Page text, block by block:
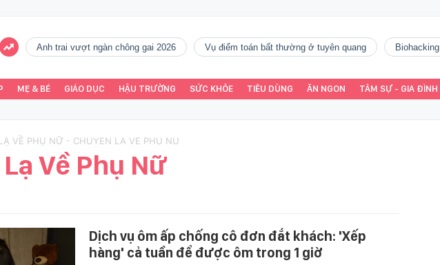
Anh trai vượt ngàn chông gai 2026 vụ điểm toán bất thường ở tuyên quang Biohacking
MẸ & BÉ GIÁO DỤC HẬU TRƯỜNG SỨC KHỎE TIÊU DÙNG ĂN NGON TÂM SỰ - GIA ĐÌNH
VỀ PHỤ NỮ - CHUYEN LA VE PHU NU
Về Phụ Nữ
Dịch vụ ôm ấp chống cô đơn đắt khách: 'Xếp
hàng' cả tuần để được ôm trong 1 giờ